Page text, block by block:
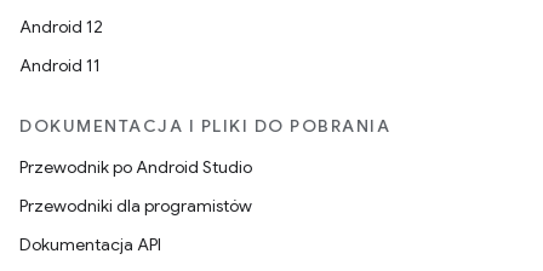
Android 12
Android 11
DOKUMENTACJA I PLIKI DO POBRANIA
Przewodnik po Android Studio
Przewodniki dla programistów
Dokumentacja API